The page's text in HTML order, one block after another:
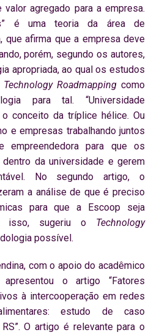
agregado para a empresa.
é uma teoria da área de
que afirma que a empresa deve
porém, segundo os autores,
apropriada, ao qual os estudos
Technology Roadmappingcomo
para tal. “Universidade
o conceito da tríplice hélice. Ou
e empresas trabalhando juntos
para que os
da universidade e gerem
No segundo artigo, o
a análise de que é preciso
para que a Escoop seja
isso, sugeriu o Technology
possível.
com o apoio do acadêmico
o artigo “Fatores
à intercooperação em redes
estudo de caso
O artigo é relevante para o